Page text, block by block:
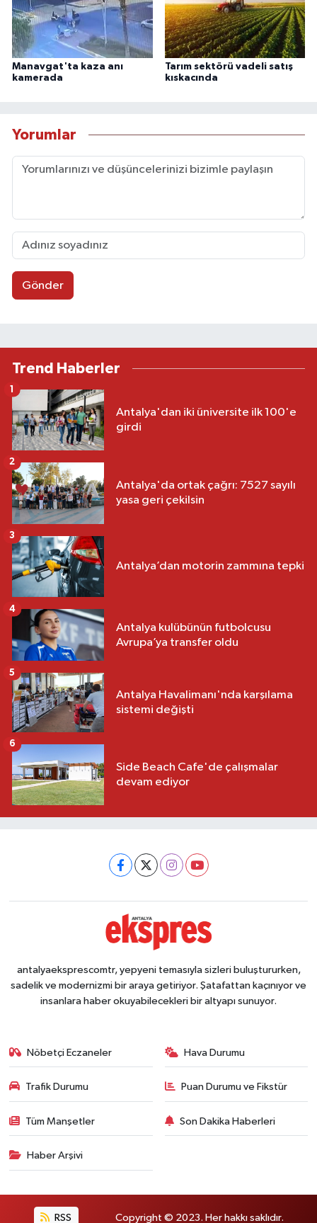
Manavgat'ta kaza anı
kamerada
Tarım sektörü vadeli satış
kıskacında
Yorumlar
Gönder
Trend Haberler
Antalya'dan iki üniversite ilk 100'e
girdi
1
Antalya'da ortak çağrı: 7527 sayılı
yasa geri çekilsin
2
Antalya’dan motorin zammına tepki
3
Antalya kulübünün futbolcusu
Avrupa’ya transfer oldu
4
Antalya Havalimanı'nda karşılama
sistemi değişti
5
Side Beach Cafe'de çalışmalar
devam ediyor
6
antalyaeksprescomtr, yepyeni temasıyla sizleri buluştururken,
sadelik ve modernizmi bir araya getiriyor. Şatafattan kaçınıyor ve
insanlara haber okuyabilecekleri bir altyapı sunuyor.
Nöbetçi Eczaneler Hava Durumu
Trafik Durumu Puan Durumu ve Fikstür
Tüm Manşetler Son Dakika Haberleri
Haber Arşivi
RSS Copyright © 2023. Her hakkı saklıdır.